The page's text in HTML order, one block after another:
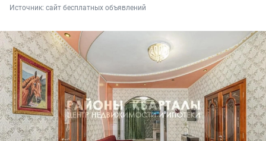
Источник: сайт бесплатных объявлений